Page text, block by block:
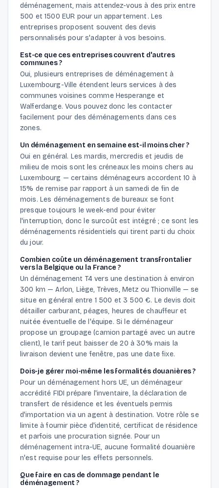
déménagement, mais attendez-vous à des prix entre
500 et 1500 EUR pour un appartement. Les
entreprises proposent souvent des devis
personnalisés pour s'adapter à vos besoins.
Est-ce que ces entreprises couvrent d'autres
communes ?
Oui, plusieurs entreprises de déménagement à
Luxembourg-Ville étendent leurs services à des
communes voisines comme Hesperange et
Walferdange. Vous pouvez donc les contacter
facilement pour des déménagements dans ces
zones.
Un déménagement en semaine est-il moins cher ?
Oui en général. Les mardis, mercredis et jeudis de
milieu de mois sont les créneaux les moins chers au
Luxembourg — certains déménageurs accordent 10 à
15% de remise par rapport à un samedi de fin de
mois. Les déménagements de bureaux se font
presque toujours le week-end pour éviter
l'interruption, donc le surcoût est intégré ; ce sont les
déménagements résidentiels qui tirent parti du choix
du jour.
Combien coûte un déménagement transfrontalier
vers la Belgique ou la France ?
Un déménagement T4 vers une destination à environ
300 km — Arlon, Liège, Trèves, Metz ou Thionville — se
situe en général entre 1 500 et 3 500 €. Le devis doit
détailler carburant, péages, heures de chauffeur et
nuitée éventuelle de l'équipe. Si le déménageur
propose un groupage (camion partagé avec un autre
client), le tarif peut baisser de 20 à 30% mais la
livraison devient une fenêtre, pas une date fixe.
Dois-je gérer moi-même les formalités douanières ?
Pour un déménagement hors UE, un déménageur
accrédité FIDI prépare l'inventaire, la déclaration de
transfert de résidence et les éventuels permis
d'importation via un agent à destination. Votre rôle se
limite à fournir pièce d'identité, certificat de résidence
et parfois une procuration signée. Pour un
déménagement intra-UE, aucune formalité douanière
n'est requise pour les effets personnels.
Que faire en cas de dommage pendant le
déménagement ?